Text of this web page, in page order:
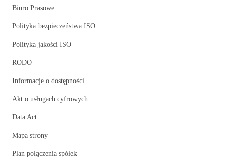
Biuro Prasowe
Polityka bezpieczeństwa ISO
Polityka jakości ISO
RODO
Informacje o dostępności
Akt o usługach cyfrowych
Data Act
Mapa strony
Plan połączenia spółek